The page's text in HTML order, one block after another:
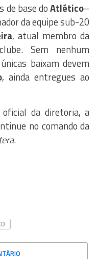
de base doAtlético–
da equipe sub-20
, atual membro da
Sem nenhum
baixam devem
, ainda entregues ao
da diretoria, a
no comando da
.